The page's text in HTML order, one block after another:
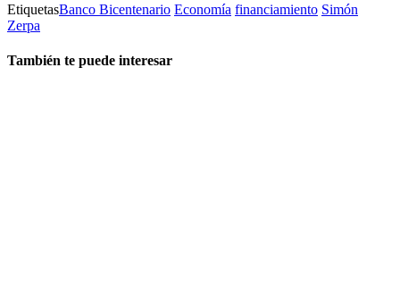
EtiquetasBanco Bicentenario Economía financiamiento Simón
Zerpa
También te puede interesar